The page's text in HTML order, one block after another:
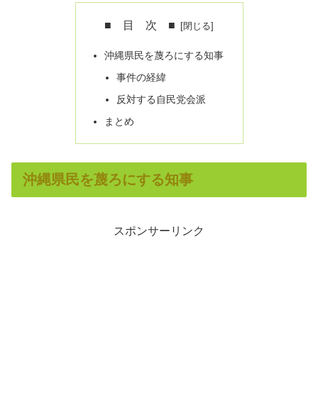
■ 目 次 ■
沖縄県民を蔑ろにする知事
事件の経緯
反対する自民党会派
まとめ
沖縄県民を蔑ろにする知事
スポンサーリンク